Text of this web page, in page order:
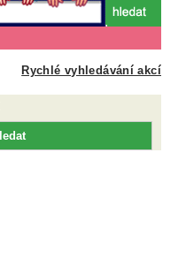
Rychlé vyhledávání akcí